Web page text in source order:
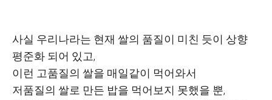
사실 우리나라는 현재 쌀의 품질이 미친 듯이 상향
평준화 되어 있고,
이런 고품질의 쌀을 매일같이 먹어와서
저품질의 쌀로 만든 밥을 먹어보지 못했을 뿐,